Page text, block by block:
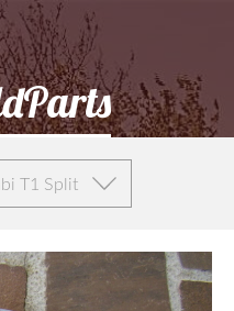
T1 Split